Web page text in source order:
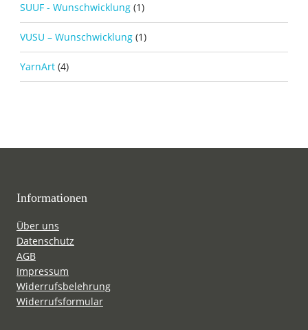
SUUF - Wunschwicklung (1)
VUSU – Wunschwicklung (1)
YarnArt (4)
Informationen
Über uns
Datenschutz
AGB
Impressum
Widerrufsbelehrung
Widerrufsformular